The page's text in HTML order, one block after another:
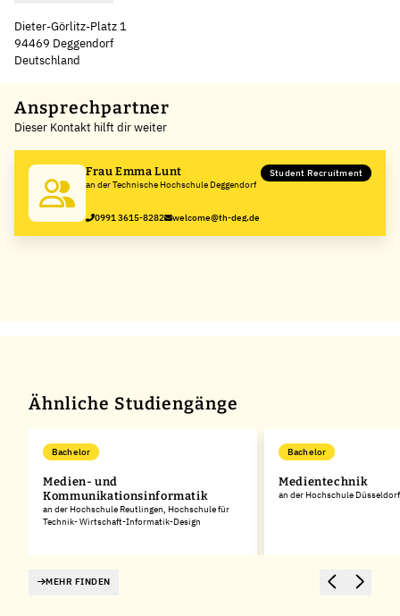
Dieter-Görlitz-Platz 1
94469 Deggendorf
Deutschland
+
−
Ansprechpartner
Dieser Kontakt hilft dir weiter
Frau Emma Lunt
an der Technische Hochschule Deggendorf
Student Recruitment
0991 3615-8282 welcome@th-deg.de
Ähnliche Studiengänge
Bachelor
Medien- und
Kommunikationsinformatik
an der Hochschule Reutlingen, Hochschule für
Technik- Wirtschaft-Informatik-Design
Bachelor
Medientechnik
an der Hochschule Düsseldorf
MEHR FINDEN